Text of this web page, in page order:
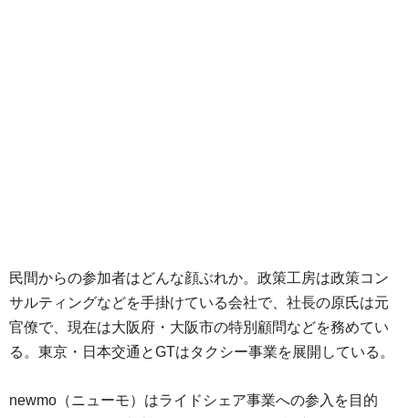
民間からの参加者はどんな顔ぶれか。政策工房は政策コン
サルティングなどを手掛けている会社で、社長の原氏は元
官僚で、現在は大阪府・大阪市の特別顧問などを務めてい
る。東京・日本交通とGTはタクシー事業を展開している。
newmo（ニューモ）はライドシェア事業への参入を目的